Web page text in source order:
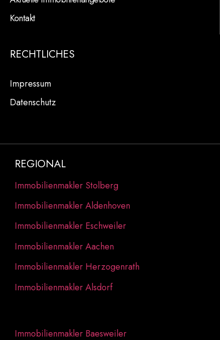
Kontakt
RECHTLICHES
Impressum
Datenschutz
REGIONAL
Immobilienmakler Stolberg
Immobilienmakler Aldenhoven
Immobilienmakler Eschweiler
Immobilienmakler Aachen
Immobilienmakler Herzogenrath
Immobilienmakler Alsdorf
Immobilienmakler Baesweiler